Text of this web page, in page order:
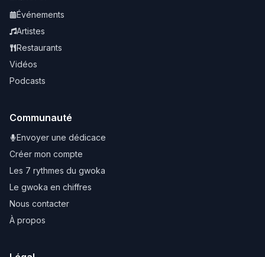
Événements
Artistes
Restaurants
Vidéos
Podcasts
Communauté
Envoyer une dédicace
Créer mon compte
Les 7 rythmes du gwoka
Le gwoka en chiffres
Nous contacter
À propos